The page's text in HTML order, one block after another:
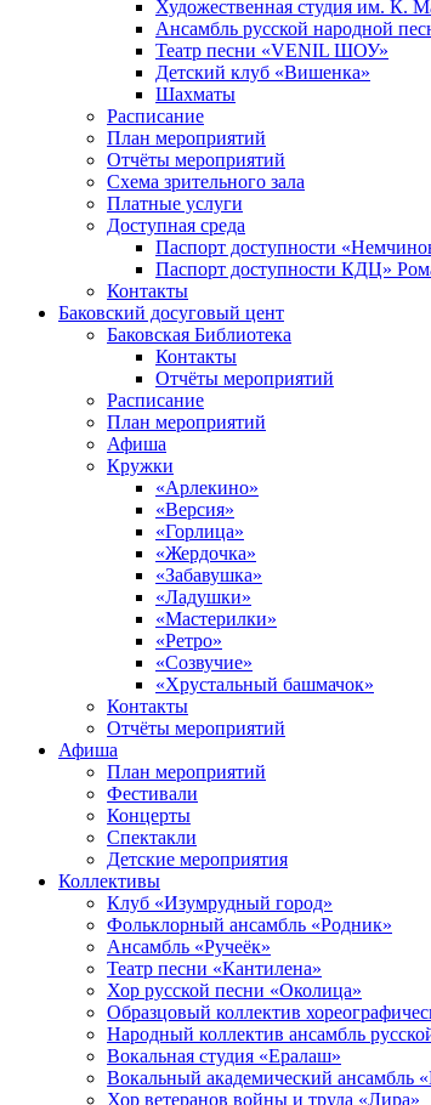
Художественная студия им. К.
Ансамбль русской народной
Театр песни «VENIL ШОУ»
Детский клуб «Вишенка»
Шахматы
Расписание
План мероприятий
Отчёты мероприятий
Схема зрительного зала
Платные услуги
Доступная среда
Паспорт доступности
Паспорт доступности КДЦ»
Контакты
Баковский досуговый цент
Баковская Библиотека
Контакты
Отчёты мероприятий
Расписание
План мероприятий
Афиша
Кружки
«Арлекино»
«Версия»
«Горлица»
«Жердочка»
«Забавушка»
«Ладушки»
«Мастерилки»
«Ретро»
«Созвучие»
«Хрустальный башмачок»
Контакты
Отчёты мероприятий
Афиша
План мероприятий
Фестивали
Концерты
Спектакли
Детские мероприятия
Коллективы
Клуб «Изумрудный город»
Фольклорный ансамбль «Родник»
Ансамбль «Ручеёк»
Театр песни «Кантилена»
Хор русской песни «Околица»
Образцовый коллектив
Народный коллектив ансамбль
Вокальная студия «Ералаш»
Вокальный академический ансамбль
Хор ветеранов войны и труда «Лира»